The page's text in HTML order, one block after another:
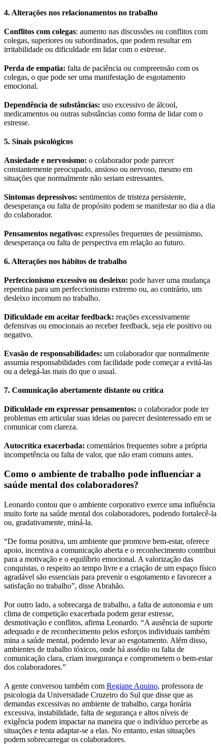
4. Alterações nos relacionamentos no trabalho
Conflitos com colegas: aumento nas discussões ou conflitos com
colegas, superiores ou subordinados, que podem resultar em
irritabilidade ou dificuldade em lidar com o estresse.
Perda de empatia: falta de paciência ou compreensão com os
colegas, o que pode ser uma manifestação de esgotamento
emocional.
Dependência de substâncias: uso excessivo de álcool,
medicamentos ou outras substâncias como forma de lidar com o
estresse.
5. Sinais psicológicos
Ansiedade e nervosismo: o colaborador pode parecer
constantemente preocupado, ansioso ou nervoso, mesmo em
situações que normalmente não seriam estressantes.
Sintomas depressivos: sentimentos de tristeza persistente,
desesperança ou falta de propósito podem se manifestar no dia a dia
do colaborador.
Pensamentos negativos: expressões frequentes de pessimismo,
desesperança ou falta de perspectiva em relação ao futuro.
6. Alterações nos hábitos de trabalho
Perfeccionismo excessivo ou desleixo: pode haver uma mudança
repentina para um perfeccionismo extremo ou, ao contrário, um
desleixo incomum no trabalho.
Dificuldade em aceitar feedback: reações excessivamente
defensivas ou emocionais ao receber feedback, seja ele positivo ou
negativo.
Evasão de responsabilidades: um colaborador que normalmente
assumia responsabilidades com facilidade pode começar a evitá-las
ou a delegá-las mais do que o usual.
7. Comunicação abertamente distante ou crítica
Dificuldade em expressar pensamentos: o colaborador pode ter
problemas em articular suas ideias ou parecer desinteressado em se
comunicar com clareza.
Autocrítica exacerbada: comentários frequentes sobre a própria
incompetência ou falta de valor, que não eram comuns antes.
Como o ambiente de trabalho pode influenciar a
saúde mental dos colaboradores?
Leonardo contou que o ambiente corporativo exerce uma influência
muito forte na saúde mental dos colaboradores, podendo fortalecê-la
ou, gradativamente, miná-la.
“De forma positiva, um ambiente que promove bem-estar, oferece
apoio, incentiva a comunicação aberta e o reconhecimento contribui
para a motivação e o equilíbrio emocional. A valorização das
conquistas, o respeito ao tempo livre e a criação de um espaço físico
agradável são essenciais para prevenir o esgotamento e favorecer a
satisfação no trabalho”, disse Abrahão.
Por outro lado, a sobrecarga de trabalho, a falta de autonomia e um
clima de competição exacerbada podem gerar estresse,
desmotivação e conflitos, afirma Leonardo. “A ausência de suporte
adequado e de reconhecimento pelos esforços individuais também
mina a saúde mental, podendo levar ao esgotamento. Além disso,
ambientes de trabalho tóxicos, onde há assédio ou falta de
comunicação clara, criam insegurança e comprometem o bem-estar
dos colaboradores.”
A gente conversou também com Regiane Aquino, professora de
psicologia da Universidade Cruzeiro do Sul que disse que as
demandas excessivas no ambiente de trabalho, carga horária
excessiva, instabilidade, falta de segurança e altos níveis de
exigência podem impactar na maneira que o indivíduo percebe as
situações e tenta adaptar-se a elas. No entanto, estas situações
podem sobrecarregar os colaboradores.